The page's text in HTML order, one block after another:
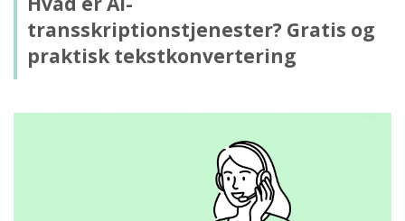
transskriptionstjenester? Gratis og
praktisk tekstkonvertering